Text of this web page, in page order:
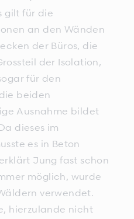
gilt für die
an den Wänden
der Büros, die
der Isolation,
für den
beiden
Ausnahme bildet
dieses im
es in Beton
Jung fast schon
möglich, wurde
verwendet.
hierzulande nicht